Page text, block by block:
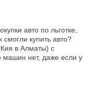
авто по льготке,
смогли купить авто?
в Алматы) с
машин нет, даже если у